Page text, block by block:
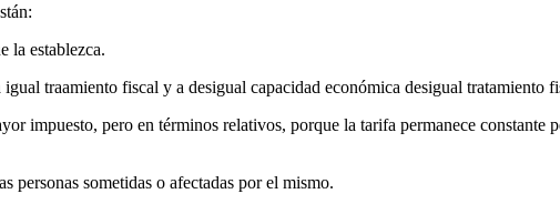
la establezca.
traamiento fiscal y a desigual capacidad económica desigual tratamiento
impuesto, pero en términos relativos, porque la tarifa permanece constante
personas sometidas o afectadas por el mismo.